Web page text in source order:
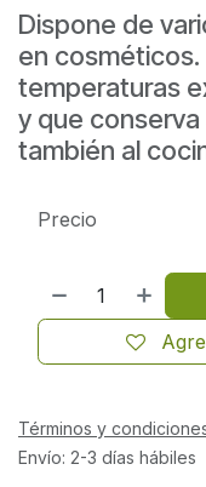
Dispone de
en
temperaturas
y que
también al
Precio
Términos y
Envío: 2-3 días hábiles